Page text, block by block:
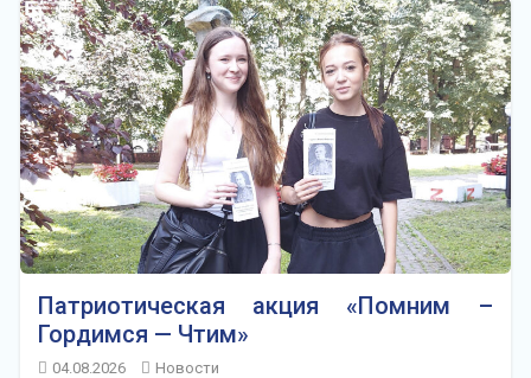
Патриотическая акция «Помним –
Гордимся — Чтим»
04.08.2026 Новости